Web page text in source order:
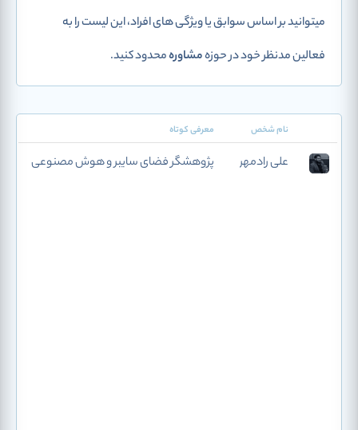
میتوانید بر اساس سوابق یا ویژگی های افراد، این لیست را به
فعالین مدنظر خود در حوزهمشاورهمحدود کنید.
نام شخص معرفی کوتاه
علی رادمهر پژوهشگر فضای سایبر و هوش مصنوعی